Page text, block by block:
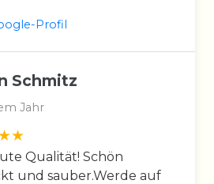
Profil
Schmitz
Jahr
Qualität! Schön
und sauber.Werde auf